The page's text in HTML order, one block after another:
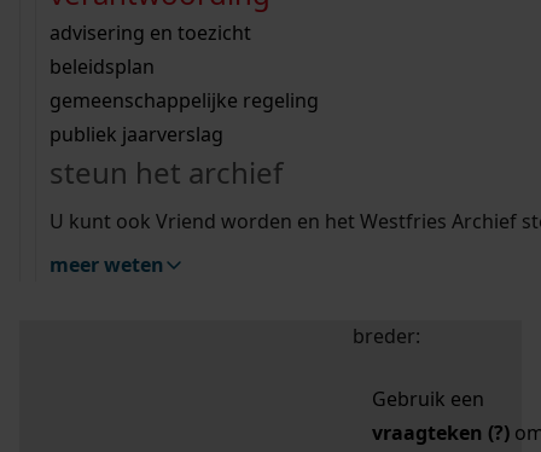
bouwvergunningen
omgevingsvergunningen
vergunningen
beeld en geluid
uitleg nodig?
Wij helpen u op weg met een aantal zoektips.
bekijk alle zoektips
Wij helpen u op weg met een aantal zoektips.
bekijk alle zoektips
bekijk ons geschiedenislokaal
advisering en toezicht
beleidsplan
gemeenschappelijke regeling
publiek jaarverslag
steun het archief
U kunt ook Vriend worden en het Westfries Archief
meer weten
zoektips
Mijn Studiezaal (inloggen)
uw zoekopdracht te
breder:
Gebruik een
vraagteken (?)